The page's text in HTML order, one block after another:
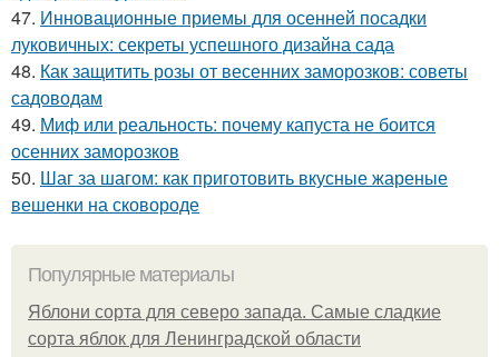
47. Инновационные приемы для осенней посадки
луковичных: секреты успешного дизайна сада
48. Как защитить розы от весенних заморозков: советы
садоводам
49. Миф или реальность: почему капуста не боится
осенних заморозков
50. Шаг за шагом: как приготовить вкусные жареные
вешенки на сковороде
Популярные материалы
Яблони сорта для северо запада. Самые сладкие
сорта яблок для Ленинградской области